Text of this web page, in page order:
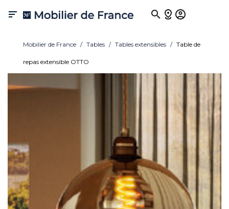

Mobilier de France Tables Tables extensibles Table de
repas extensible OTTO